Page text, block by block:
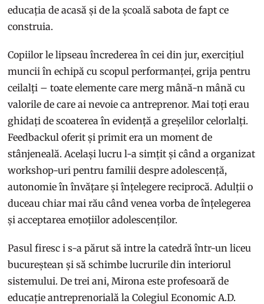
educația de acasă și de la școală sabota de fapt ce
construia.
Copiilor le lipseau încrederea în cei din jur, exercițiul
muncii în echipă cu scopul performanței, grija pentru
ceilalți – toate elemente care merg mână-n mână cu
valorile de care ai nevoie ca antreprenor. Mai toți erau
ghidați de scoaterea în evidență a greșelilor celorlalți.
Feedbackul oferit și primit era un moment de
stânjeneală. Același lucru l-a simțit și când a organizat
workshop-uri pentru familii despre adolescență,
autonomie în învățare și înțelegere reciprocă. Adulții o
duceau chiar mai rău când venea vorba de înțelegerea
și acceptarea emoțiilor adolescenților.
Pasul firesc i s-a părut să intre la catedră într-un liceu
bucureștean și să schimbe lucrurile din interiorul
sistemului. De trei ani, Mirona este profesoară de
educație antreprenorială la Colegiul Economic A.D.